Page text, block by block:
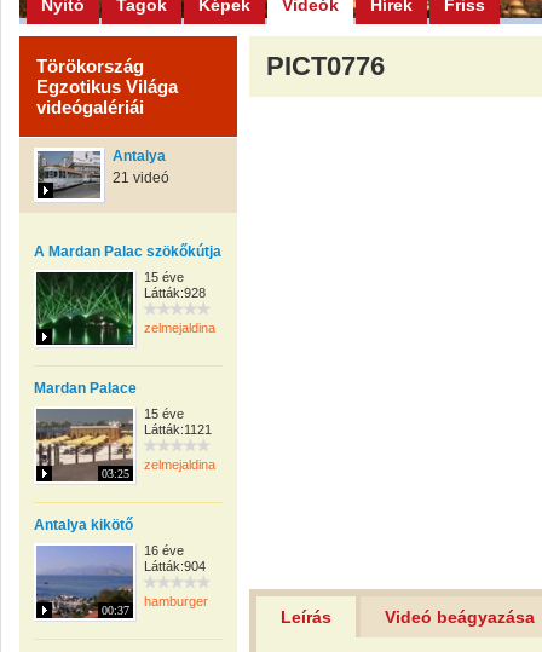
Nyitó Tagok Képek Videók Hírek Friss
Törökország
Egzotikus Világa
videógalériái
Antalya
21 videó
A Mardan Palac szökőkútja
15 éve
Látták:928
zelmejaldina
Mardan Palace
03:25
15 éve
Látták:1121
zelmejaldina
Antalya kikötő
00:37
16 éve
Látták:904
hamburger
PICT0776
Leírás Videó beágyazása